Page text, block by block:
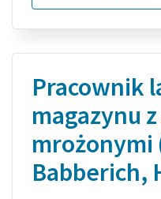
Pracownik
magazynu
mrożonymi
Babberich,